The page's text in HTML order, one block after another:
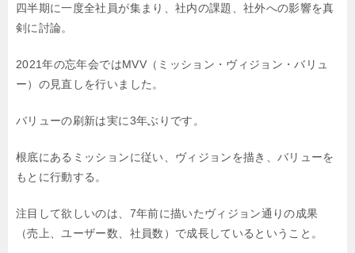
四半期に一度全社員が集まり、 社内の課題、社外への影響を真
剣に討論。
2021年の忘年会ではMVV（ミッション・ヴィジョン・バリュ
ー）の見直しを行いました。
バリューの刷新は実に3年ぶりです。
根底にあるミッションに従い、 ヴィジョンを描き、バリューを
もとに行動する。
注目して欲しいのは、 7年前に描いたヴィジョン通りの成果
（売上、ユーザー数、社員数）で成長しているということ。